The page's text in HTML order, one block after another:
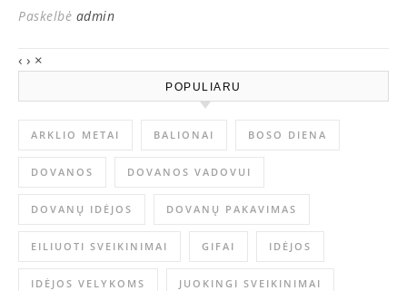
Paskelbė admin
‹ › ×
POPULIARU
ARKLIO METAI BALIONAI BOSO DIENA
DOVANOS DOVANOS VADOVUI
DOVANŲ IDĖJOS DOVANŲ PAKAVIMAS
EILIUOTI SVEIKINIMAI GIFAI IDĖJOS
IDĖJOS VELYKOMS JUOKINGI SVEIKINIMAI